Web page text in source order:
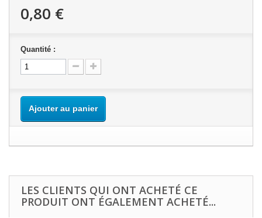
0,80 €
Quantité :
Ajouter au panier
LES CLIENTS QUI ONT ACHETÉ CE
PRODUIT ONT ÉGALEMENT ACHETÉ...